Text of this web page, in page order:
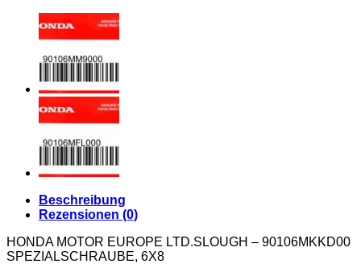
Beschreibung
Rezensionen (0)
HONDA MOTOR EUROPE LTD.SLOUGH – 90106MKKD00
SPEZIALSCHRAUBE, 6X8